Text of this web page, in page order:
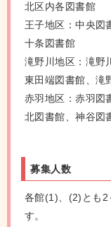
北区内各図書館
王子地区：中央図
十条図書館
滝野川地区：滝野
東田端図書館、滝
赤羽地区：赤羽図
北図書館、神谷図
募集人数
各館(1)、(2)とも2
す。